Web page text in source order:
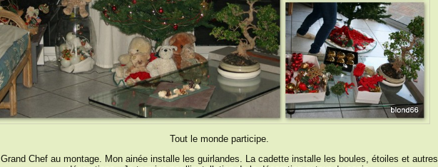
Tout le monde participe.
Grand Chef au montage. Mon ainée installe les guirlandes. La cadette installe les boules, étoiles et autres